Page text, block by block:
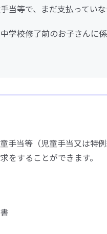
当等で、まだ支払ってい
学校修了前のお子さんに係
手当等（児童手当又は特
をすることができます。